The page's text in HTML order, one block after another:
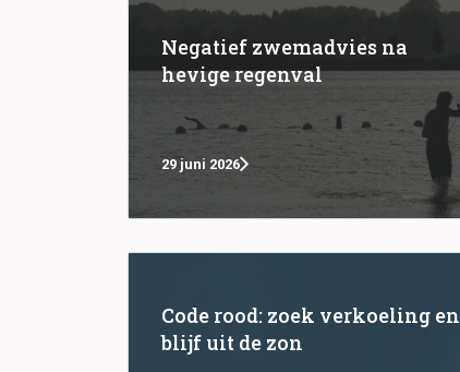
Negatief zwemadvies na
hevige regenval
29 juni 2026
Code rood: zoek verkoeling en
blijf uit de zon